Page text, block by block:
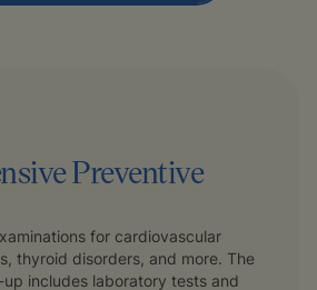
Preventive
for cardiovascular
thyroid disorders, and more. The
includes laboratory tests and